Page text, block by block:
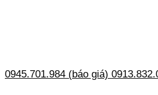
0945.701.984 (báo giá)